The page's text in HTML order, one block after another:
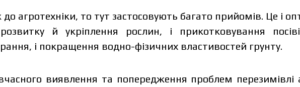
агротехніки, то тут застосовують багато прийомів. Це і
й укріплення рослин, і прикотковування
і покращення водно-фізичних властивостей грунту.
виявлення та попередження проблем перезимівлі